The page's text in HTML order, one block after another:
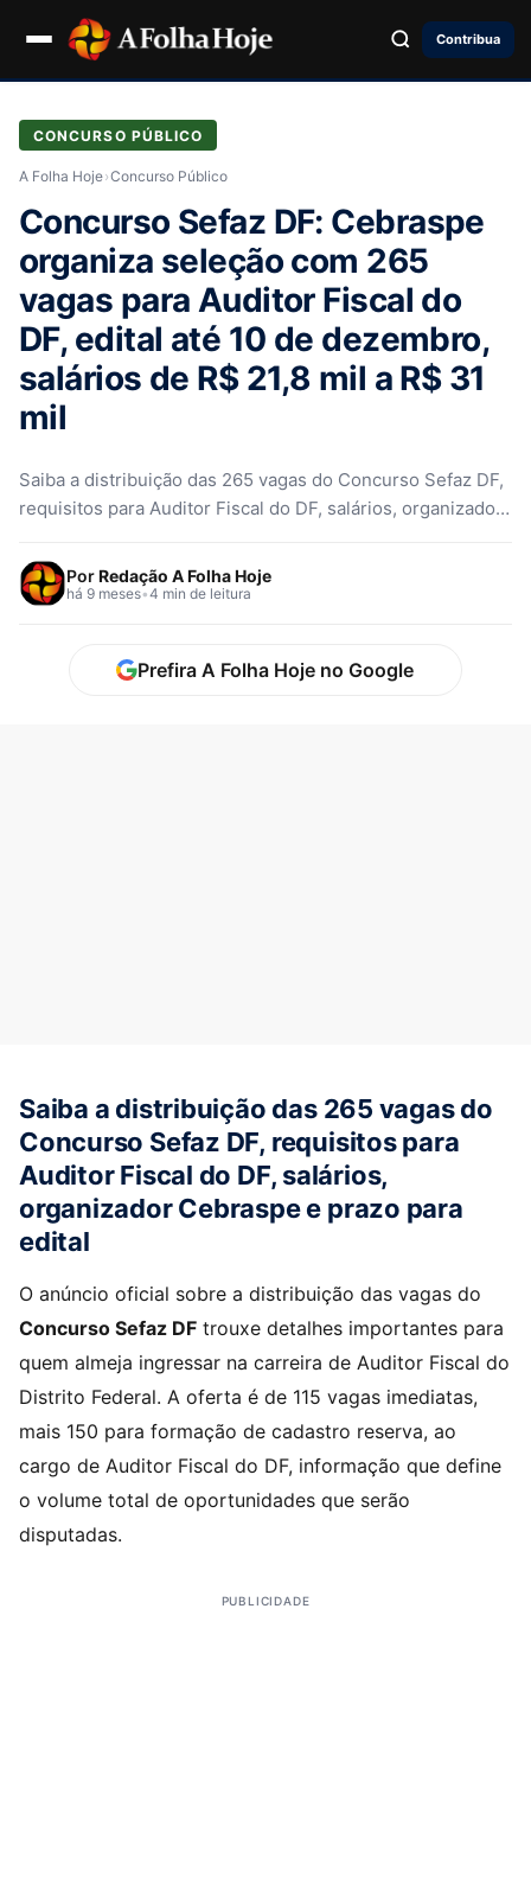
Contribua
CONCURSO PÚBLICO
A Folha Hoje›Concurso Público
Concurso Sefaz DF: Cebraspe
organiza seleção com 265
vagas para Auditor Fiscal do
DF, edital até 10 de dezembro,
salários de R$ 21,8 mil a R$ 31
mil
Saiba a distribuição das 265 vagas do Concurso Sefaz DF,
requisitos para Auditor Fiscal do DF, salários, organizador
PorRedação A Folha Hoje
há 9 meses•4 min de leitura
Prefira A Folha Hoje no Google
Saiba a distribuição das 265 vagas do
Concurso Sefaz DF, requisitos para
Auditor Fiscal do DF, salários,
organizador Cebraspe e prazo para
edital
O anúncio oficial sobre a distribuição das vagas do
Concurso Sefaz DF trouxe detalhes importantes para
quem almeja ingressar na carreira de Auditor Fiscal do
Distrito Federal. A oferta é de 115 vagas imediatas,
mais 150 para formação de cadastro reserva, ao
cargo de Auditor Fiscal do DF, informação que define
o volume total de oportunidades que serão
disputadas.
PUBLICIDADE